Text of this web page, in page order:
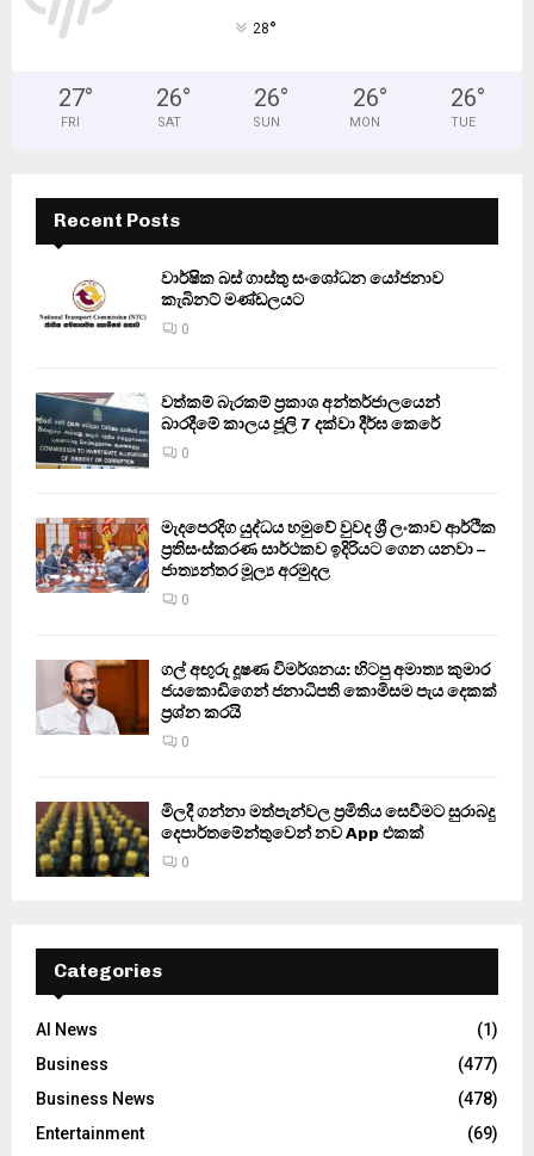
28°
27°
FRI
26°
SAT
26°
SUN
26°
MON
26°
TUE
Recent Posts
වාර්ෂික බස් ගාස්තු සංශෝධන යෝජනාව
කැබිනට් මණ්ඩලයට
0
වත්කම් බැරකම් ප්‍රකාශ අන්තර්ජාලයෙන්
බාරදීමේ කාලය ජූලි 7 දක්වා දීර්ඝ කෙරේ
0
මැදපෙරදිග යුද්ධය හමුවේ වුවද ශ්‍රී ලංකාව ආර්ථික
ප්‍රතිසංස්කරණ සාර්ථකව ඉදිරියට ගෙන යනවා –
ජාත්‍යන්තර මූල්‍ය අරමුදල
0
ගල් අඟුරු දූෂණ විමර්ශනය: හිටපු අමාත්‍ය කුමාර
ජයකොඩිගෙන් ජනාධිපති කොමිසම පැය දෙකක්
ප්‍රශ්න කරයි
0
මිලදී ගන්නා මත්පැන්වල ප්‍රමිතිය සෙවීමට සුරාබදු
දෙපාර්තමේන්තුවෙන් නව App එකක්
0
Categories
AI News
(1)
Business
(477)
Business News
(478)
Entertainment
(69)